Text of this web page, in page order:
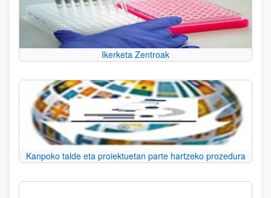
Ikerketa Zentroak
Kanpoko talde eta proiektuetan parte hartzeko prozedura